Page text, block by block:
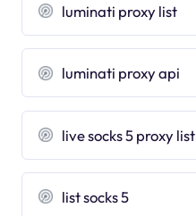
luminati proxy list
luminati proxy api
live socks 5 proxy list
list socks 5